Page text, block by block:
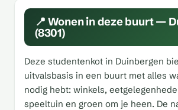
📍 Wonen in deze buurt —
(8301)
Deze studentenkot in Duinbergen
uitvalsbasis in een buurt met alles
nodig hebt: winkels,
speeltuin en groen om je heen. De